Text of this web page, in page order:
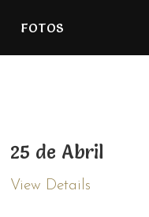
FOTOS
25 de Abril
View Details